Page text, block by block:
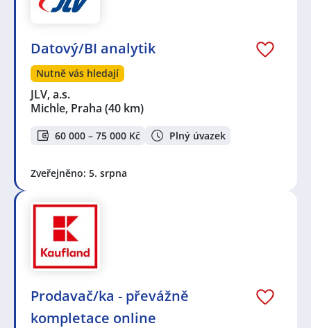
Datový/BI analytik
Nutně vás hledají
JLV, a.s.
Michle, Praha (40 km)
60 000 – 75 000 Kč Plný úvazek
Zveřejněno: 5. srpna
Prodavač/ka - převážně
kompletace online